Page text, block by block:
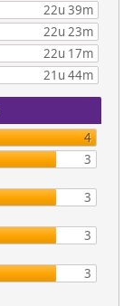
22u 39m
22u 23m
22u 17m
21u 44m
4
3
3
3
3